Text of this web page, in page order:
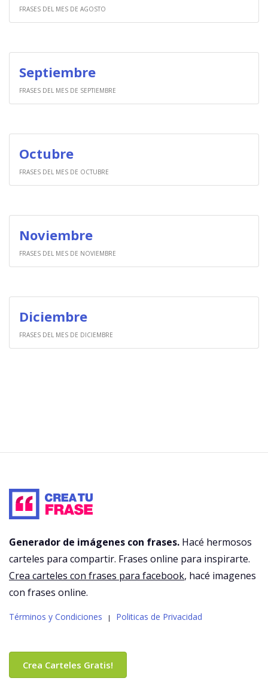
FRASES DEL MES DE AGOSTO
Septiembre
FRASES DEL MES DE SEPTIEMBRE
Octubre
FRASES DEL MES DE OCTUBRE
Noviembre
FRASES DEL MES DE NOVIEMBRE
Diciembre
FRASES DEL MES DE DICIEMBRE
Generador de imágenes con frases. Hacé hermosos
carteles para compartir. Frases online para inspirarte.
Crea carteles con frases para facebook, hacé imagenes
con frases online.
Términos y Condiciones | Politicas de Privacidad
Crea Carteles Gratis!